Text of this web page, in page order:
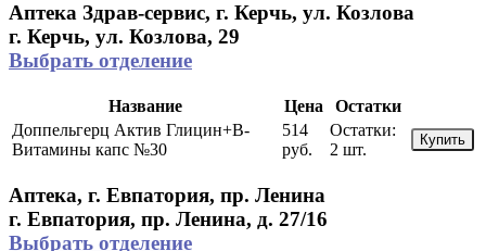
Аптека Здрав-сервис, г. Керчь, ул. Козлова
г. Керчь, ул. Козлова, 29
Выбрать отделение
Название Цена
Остатки
Доппельгерц Актив Глицин+В-
Витамины капс №30
514
руб.
Остатки:
2 шт.
Купить
Аптека, г. Евпатория, пр. Ленина
г. Евпатория, пр. Ленина, д. 27/16
Выбрать отделение